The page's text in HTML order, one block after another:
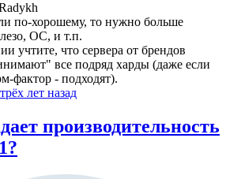
по-хорошему, то нужно больше
ОС, и т.п.
учтите, что сервера от брендов
все подряд харды (даже если
фактор - подходят).
лет назад
производительность